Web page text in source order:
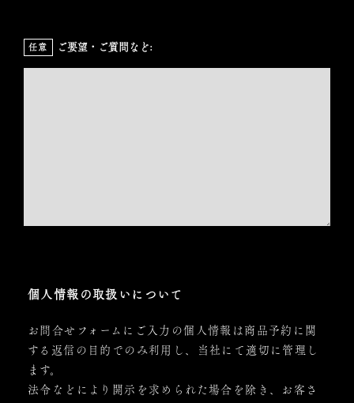
任意 ご要望・ご質問など:
個人情報の取扱いについて
お問合せフォームにご入力の個人情報は商品予約に関
する返信の目的でのみ利用し、当社にて適切に管理し
ます。
法令などにより開示を求められた場合を除き、お客さ